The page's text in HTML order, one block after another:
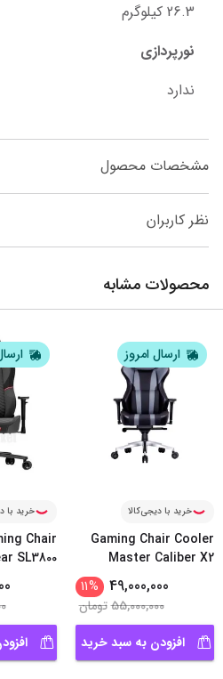
26.3 کیلوگرم
نورپردازی
ندارد
مشخصات محصول
نظر کاربران
محصولات مشابه
ارسال امروز
خرید با دیجی‌کالا
Gaming Chair Cooler
Master Caliber X2
49,000,000
%
11
55,000,000تومان
افزودن به سبد خرید
خرید با
Chair
SL3800